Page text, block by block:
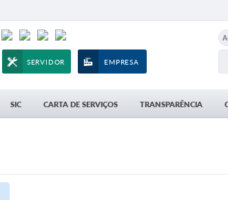
SERVIDOR EMPRESA
SIC CARTA DE SERVIÇOS TRANSPARÊNCIA